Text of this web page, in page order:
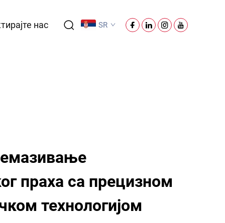
нас SR
праха са прецизном
технологијом